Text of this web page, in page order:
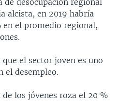
alcista, en 2019 habría
en el promedio regional,
el sector joven es uno
el desempleo.
de los jóvenes roza el 20 %